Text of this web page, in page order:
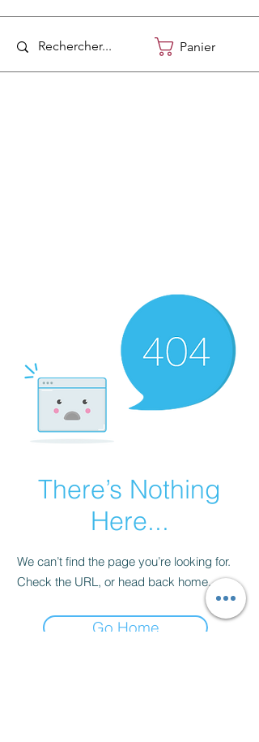
Panier
There’s Nothing
Here...
We can’t find the page you’re looking for.
Check the URL, or head back home.
Go Home